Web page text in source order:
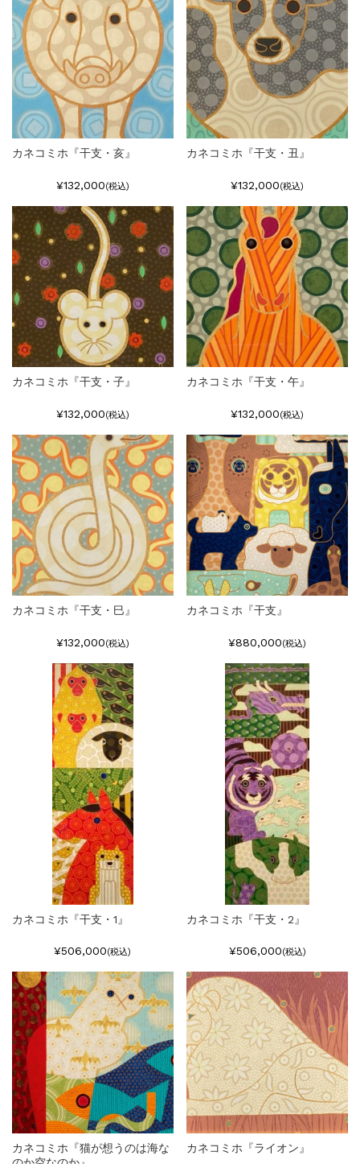
カネコミホ『干支・亥』
¥132,000(税込)
カネコミホ『干支・丑』
¥132,000(税込)
カネコミホ『干支・子』
¥132,000(税込)
カネコミホ『干支・午』
¥132,000(税込)
カネコミホ『干支・巳』
¥132,000(税込)
カネコミホ『干支』
¥880,000(税込)
カネコミホ『干支・1』
¥506,000(税込)
カネコミホ『干支・2』
¥506,000(税込)
カネコミホ『猫が想うのは海な
カネコミホ『ライオン』